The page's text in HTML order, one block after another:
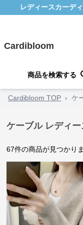
レディースカーデ
Cardibloom
商品を検索する
Cardibloom TOP › ケ
ケーブル レディ
67件の商品が見つかり